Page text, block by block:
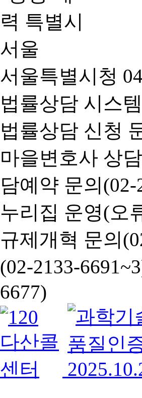
서울특별시청
법률상담 시스
법률상담 신청
마을변호사 상
담예약 문의(02-
누리집 운영(오
규제개혁 문의
(02-2133-
6677)